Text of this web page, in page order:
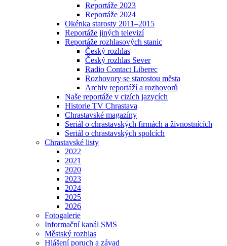
Reportáže 2023
Reportáže 2024
Okénka starosty 2011–2015
Reportáže jiných televizí
Reportáže rozhlasových stanic
Český rozhlas
Český rozhlas Sever
Radio Contact Liberec
Rozhovory se starostou města
Archiv reportáží a rozhovorů
Naše reportáže v cizích jazycích
Historie TV Chrastava
Chrastavské magazíny
Seriál o chrastavských firmách a živnostnících
Seriál o chrastavských spolcích
Chrastavské listy
2022
2021
2020
2023
2024
2025
2026
Fotogalerie
Informační kanál SMS
Městský rozhlas
Hlášení poruch a závad